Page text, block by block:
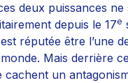
deux puissances ne
depuis le 17e
réputée être l’une
Mais derrière
cachent un